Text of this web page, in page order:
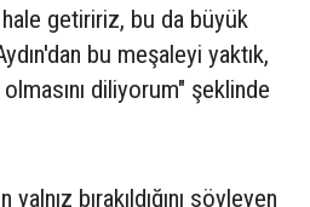
hale getiririz, bu da büyük
bu meşaleyi yaktık,
diliyorum" şeklinde
bırakıldığını söyleyen